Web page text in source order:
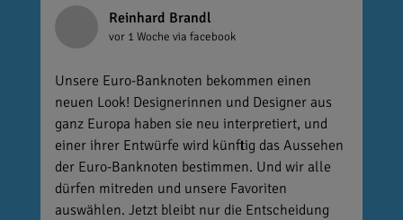
Reinhard Brandl
vor 1 Woche via facebook
Unsere Euro-Banknoten bekommen einen
neuen Look! Designerinnen und Designer aus
ganz Europa haben sie neu interpretiert, und
einer ihrer Entwürfe wird künftig das Aussehen
der Euro-Banknoten bestimmen. Und wir alle
dürfen mitreden und unsere Favoriten
auswählen. Jetzt bleibt nur die Entscheidung